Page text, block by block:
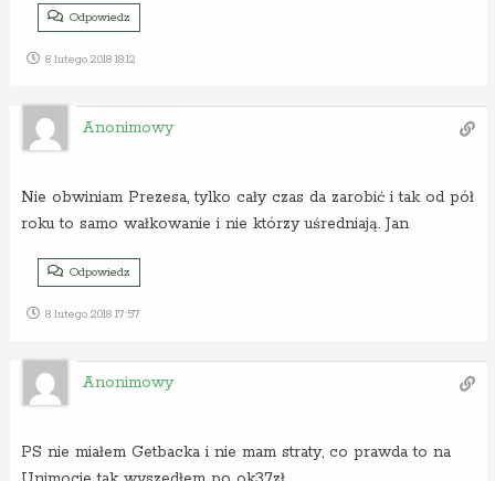
Odpowiedz
8 lutego 2018 18:12
Anonimowy
Nie obwiniam Prezesa, tylko cały czas da zarobić i tak od pół
roku to samo wałkowanie i nie którzy uśredniają. Jan
Odpowiedz
8 lutego 2018 17:57
Anonimowy
PS nie miałem Getbacka i nie mam straty, co prawda to na